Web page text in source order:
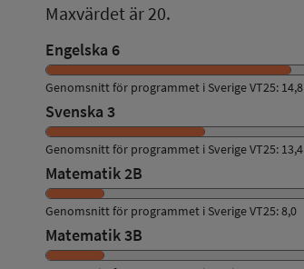
Maxvärdet är 20.
Engelska 6
Genomsnitt för programmet i Sverige VT25: 14,8
Svenska 3
Genomsnitt för programmet i Sverige VT25: 13,4
Matematik 2B
Genomsnitt för programmet i Sverige VT25: 8,0
Matematik 3B